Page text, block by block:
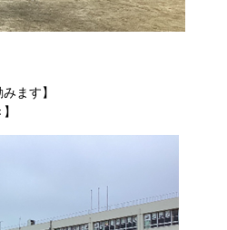
だ練習に励みます】